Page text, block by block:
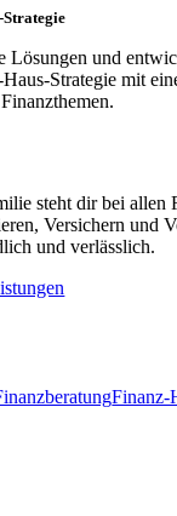
Strategie
Lösungen und
Strategie mit
steht dir bei allen
Versichern und
und verlässlich.